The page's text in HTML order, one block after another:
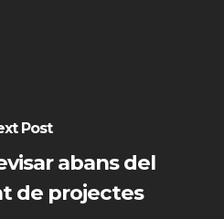
Post
abans del
de projectes